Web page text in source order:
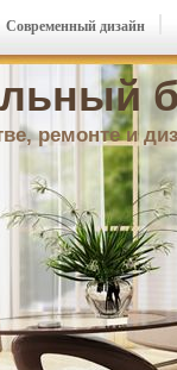
ремонте и
Современный дизайн